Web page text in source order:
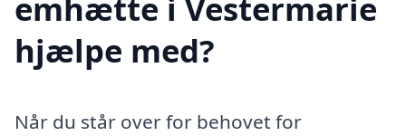
emhætte i Vestermarie
hjælpe med?
Når du står over for behovet for